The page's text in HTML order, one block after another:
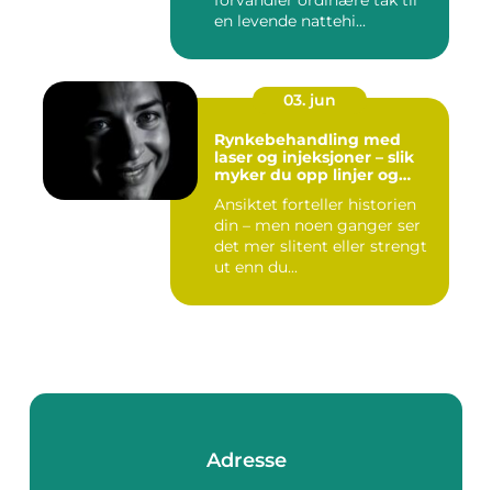
en levende nattehi...
03. jun
Rynkebehandling med
laser og injeksjoner – slik
myker du opp linjer og
Ansiktet forteller historien
din – men noen ganger ser
det mer slitent eller strengt
ut enn du...
Adresse